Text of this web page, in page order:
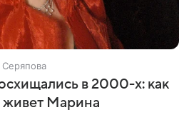
в 2000-х: как
живет Марина